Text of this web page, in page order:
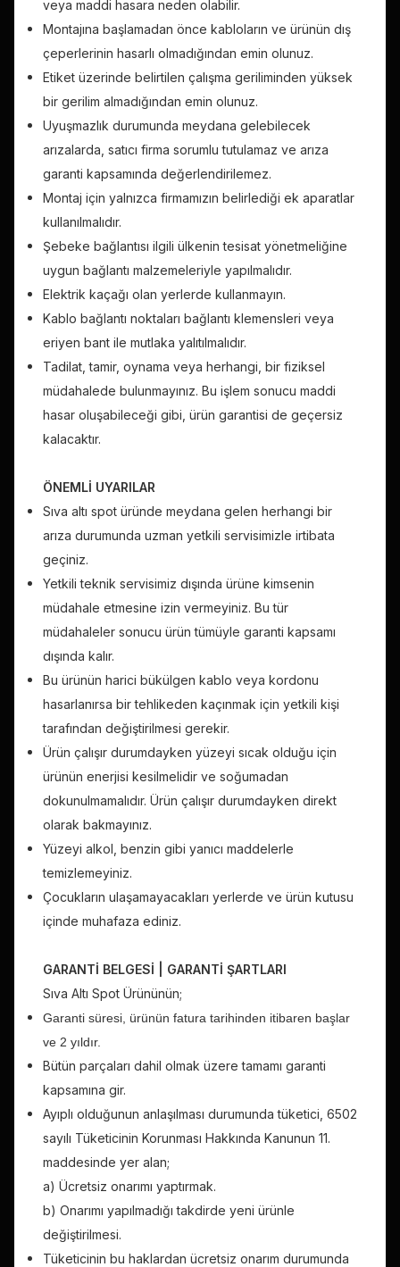
veya maddi hasara neden olabilir.
Montajına başlamadan önce kabloların ve ürünün dış
çeperlerinin hasarlı olmadığından emin olunuz.
Etiket üzerinde belirtilen çalışma geriliminden yüksek
bir gerilim almadığından emin olunuz.
Uyuşmazlık durumunda meydana gelebilecek
arızalarda, satıcı firma sorumlu tutulamaz ve arıza
garanti kapsamında değerlendirilemez.
Montaj için yalnızca firmamızın belirlediği ek aparatlar
kullanılmalıdır.
Şebeke bağlantısı ilgili ülkenin tesisat yönetmeliğine
uygun bağlantı malzemeleriyle yapılmalıdır.
Elektrik kaçağı olan yerlerde kullanmayın.
Kablo bağlantı noktaları bağlantı klemensleri veya
eriyen bant ile mutlaka yalıtılmalıdır.
Tadilat, tamir, oynama veya herhangi, bir fiziksel
müdahalede bulunmayınız. Bu işlem sonucu maddi
hasar oluşabileceği gibi, ürün garantisi de geçersiz
kalacaktır.
ÖNEMLİ UYARILAR
Sıva altı spot üründe meydana gelen herhangi bir
arıza durumunda uzman yetkili servisimizle irtibata
geçiniz.
Yetkili teknik servisimiz dışında ürüne kimsenin
müdahale etmesine izin vermeyiniz. Bu tür
müdahaleler sonucu ürün tümüyle garanti kapsamı
dışında kalır.
Bu ürünün harici bükülgen kablo veya kordonu
hasarlanırsa bir tehlikeden kaçınmak için yetkili kişi
tarafından değiştirilmesi gerekir.
Ürün çalışır durumdayken yüzeyi sıcak olduğu için
ürünün enerjisi kesilmelidir ve soğumadan
dokunulmamalıdır. Ürün çalışır durumdayken direkt
olarak bakmayınız.
Yüzeyi alkol, benzin gibi yanıcı maddelerle
temizlemeyiniz.
Çocukların ulaşamayacakları yerlerde ve ürün kutusu
içinde muhafaza ediniz.
GARANTİ BELGESİ | GARANTİ ŞARTLARI
Sıva Altı Spot Ürününün;
Garanti süresi, ürünün fatura tarihinden itibaren başlar
ve 2 yıldır.
Bütün parçaları dahil olmak üzere tamamı garanti
kapsamına gir.
Ayıplı olduğunun anlaşılması durumunda tüketici, 6502
sayılı Tüketicinin Korunması Hakkında Kanunun 11.
maddesinde yer alan;
a) Ücretsiz onarımı yaptırmak.
b) Onarımı yapılmadığı takdirde yeni ürünle
değiştirilmesi.
Tüketicinin bu haklardan ücretsiz onarım durumunda